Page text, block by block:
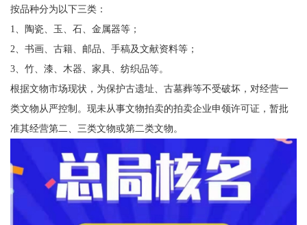
按品种分为以下三类：
1、陶瓷、玉、石、金属器等；
2、书画、古籍、邮品、手稿及文献资料等；
3、竹、漆、木器、家具、纺织品等。
根据文物市场现状，为保护古遗址、古墓葬等不受破坏，对经营一
类文物从严控制。现未从事文物拍卖的拍卖企业申领许可证，暂批
准其经营第二、三类文物或第二类文物。